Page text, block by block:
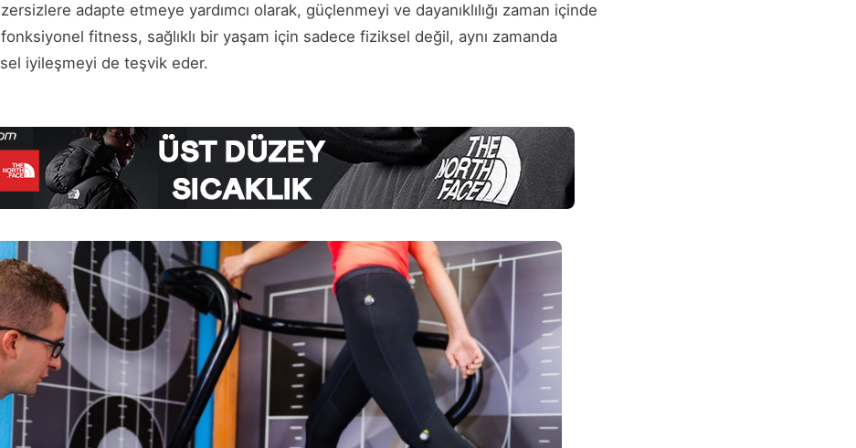
adapte etmeye yardımcı olarak, güçlenmeyi ve dayanıklılığı zaman içinde
fonksiyonel fitness, sağlıklı bir yaşam için sadece fiziksel değil, aynı zamanda
iyileşmeyi de teşvik eder.